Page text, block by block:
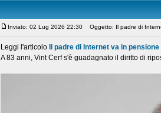
Inviato: 02 Lug 2026 22:30 Oggetto: Il padre di
Leggi l'articolo
Il padre di Internet va in pensione
A 83 anni, Vint Cerf s'è guadagnato il diritto di